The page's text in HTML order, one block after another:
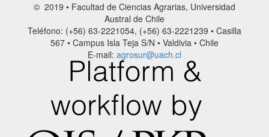
© 2019 • Facultad de Ciencias Agrarias, Universidad
Austral de Chile
Teléfono: (+56) 63-2221054, (+56) 63-2221239 • Casilla
567 • Campus Isla Teja S/N • Valdivia • Chile
E-mail: agrosur@uach.cl